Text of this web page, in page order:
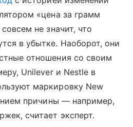
«цена за грамм
не значит, что
в убытке. Наоборот, они
отношения со своим
Unilever и Nestle в
маркировку New
причины — например,
считает эксперт.